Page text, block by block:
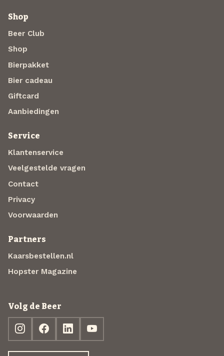
Shop
Beer Club
Shop
Bierpakket
Bier cadeau
Giftcard
Aanbiedingen
Service
Klantenservice
Veelgestelde vragen
Contact
Privacy
Voorwaarden
Partners
Kaarsbestellen.nl
Hopster Magazine
Volg de Beer